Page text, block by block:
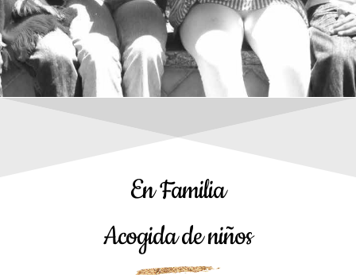
En Familia
Acogida de niños